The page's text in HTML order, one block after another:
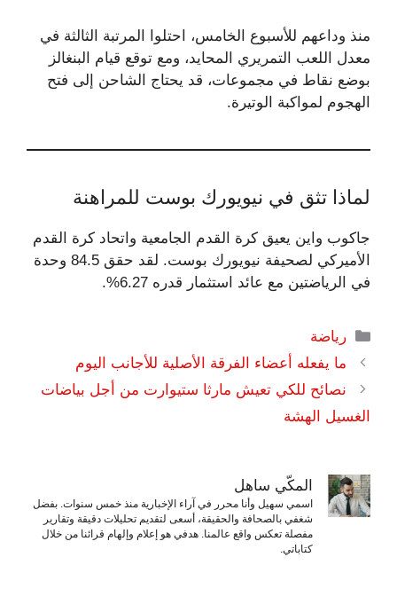
منذ وداعهم للأسبوع الخامس، احتلوا المرتبة الثالثة في
معدل اللعب التمريري المحايد، ومع توقع قيام البنغالز
بوضع نقاط في مجموعات، قد يحتاج الشاحن إلى فتح
الهجوم لمواكبة الوتيرة.
لماذا تثق في نيويورك بوست للمراهنة
جاكوب واين يعيق كرة القدم الجامعية واتحاد كرة القدم
الأميركي لصحيفة نيويورك بوست. لقد حقق 84.5 وحدة
في الرياضتين مع عائد استثمار قدره 6.27%.
التصنيفات
رياضة
ما يفعله أعضاء الفرقة الأصلية للأجانب اليوم
نصائح للكي تعيش مارثا ستيوارت من أجل بياضات
الغسيل الهشة
المكّي ساهل
اسمي سهيل وأنا محرر في آراء الإخبارية منذ خمس سنوات. بفضل
شغفي بالصحافة والحقيقة، أسعى لتقديم تحليلات دقيقة وتقارير
مفصلة تعكس واقع عالمنا. هدفي هو إعلام وإلهام قرائنا من خلال
كتاباتي.